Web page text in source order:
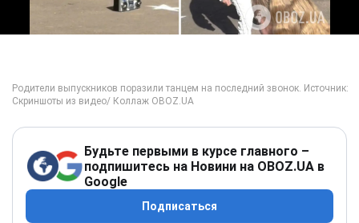
Будьте первыми в курсе главного –
подпишитесь на Новини на OBOZ.UA в
Google
Подписаться